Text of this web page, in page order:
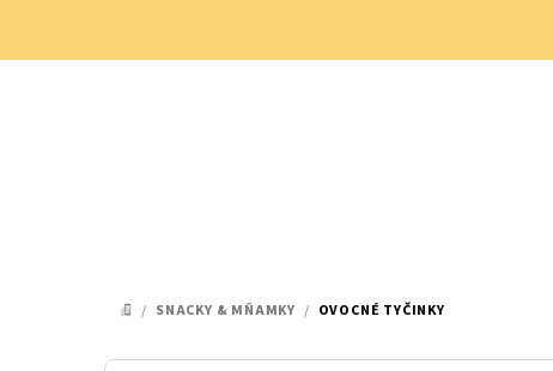
DOMŮ
/ SNACKY & MŇAMKY / OVOCNÉ TYČINKY